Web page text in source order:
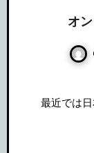
オ
最近では日本国内でオンラインカジノを利用する